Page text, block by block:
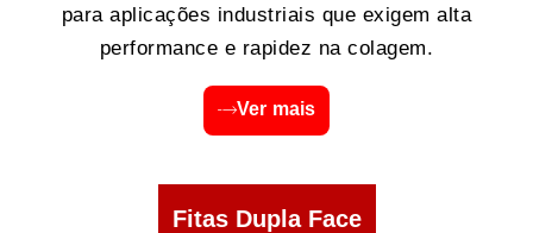
para aplicações industriais que exigem alta
performance e rapidez na colagem.
Ver mais
Fitas Dupla Face